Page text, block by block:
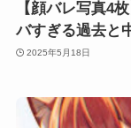
【顔バレ写真4
バすぎる過去と
2025年5月18日